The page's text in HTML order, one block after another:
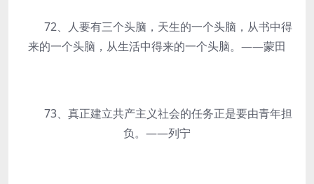
72、人要有三个头脑，天生的一个头脑，从书中得
来的一个头脑，从生活中得来的一个头脑。——蒙田
73、真正建立共产主义社会的任务正是要由青年担
负。——列宁